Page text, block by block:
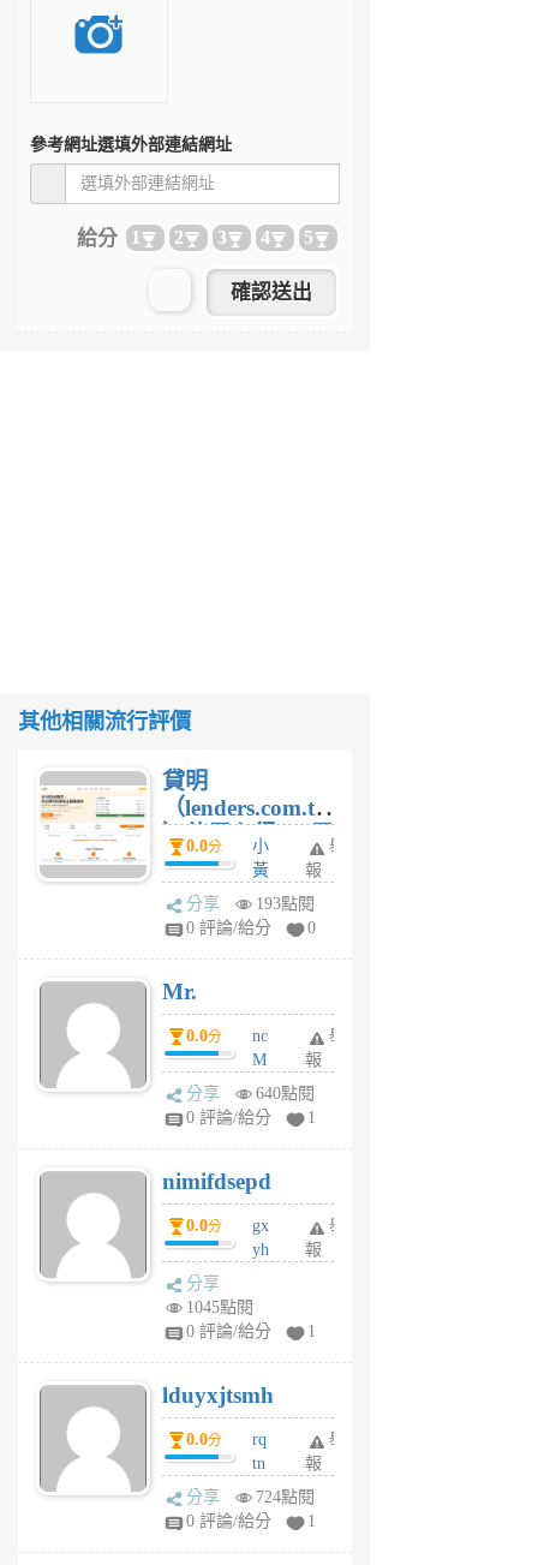
參考網址選填外部連結網址
給分 1 2 3 4 5
其他相關流行評價
貸明
（lenders.com.tw
）使用心得 — 民
間貸款比較平台
體驗
0.0分
小
黃
蜂
1
舉
報
分享
193點閱
0 評論/給分
0
Mr.
0.0分
nc
M
U
F
U
5
個
月
舉
報
分享
640點閱
0 評論/給分
1
nimifdsepd
0.0分
gx
yh
jl
月
前
舉
報
分享
1045點閱
0 評論/給分
1
lduyxjtsmh
0.0分
rq
tn
jt
gl
舉
報
分享
724點閱
0 評論/給分
1